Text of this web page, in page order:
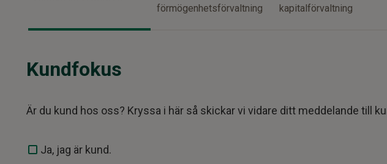
förmögenhetsförvaltning
kapitalförvaltning
Kundfokus
Är du kund hos oss? Kryssa i här så skickar vi vidare ditt meddelande till
Ja, jag är kund.